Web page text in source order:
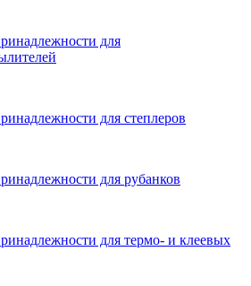
для
для степлеров
для рубанков
для термо- и клеевых